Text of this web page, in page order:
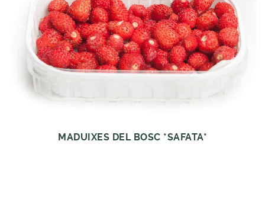
MADUIXES DEL BOSC *SAFATA*